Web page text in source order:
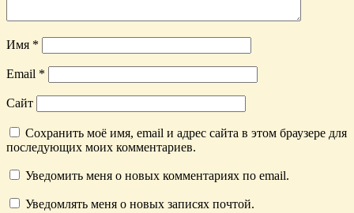
Имя *
Email *
Сайт
Сохранить моё имя, email и адрес сайта в этом браузере для
последующих моих комментариев.
Уведомить меня о новых комментариях по email.
Уведомлять меня о новых записях почтой.